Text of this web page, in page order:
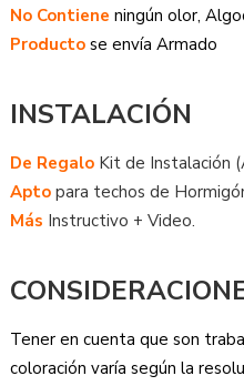
No Contiene ningún olor,
Producto se envía Armado
INSTALACIÓN
De Regalo Kit de Instalación
Apto para techos de
Más Instructivo + Video.
Tener en cuenta que son
coloración varía según la